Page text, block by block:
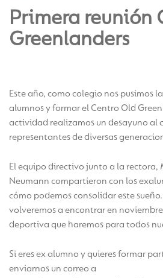
Primera reunión
Greenlanders
Este año, como colegio nos pusimos
alumnos y formar el Centro Old
actividad realizamos un desayuno al
representantes de diversas
El equipo directivo junto a la rectora,
Neumann compartieron con los
cómo podemos consolidar este
volveremos a encontrar en
deportiva que haremos para todos
Si eres ex alumno y quieres formar
enviarnos un correo a